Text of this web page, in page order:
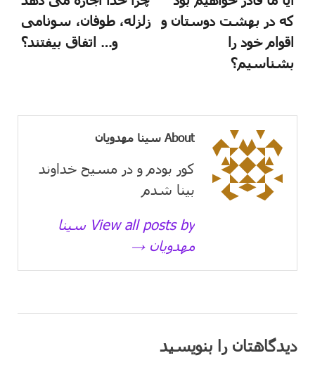
که در بهشت دوستان و
اقوام خود را
بشناسیم؟
زلزله، طوفان، سونامی
و… اتفاق بیفتند؟
About سینا مهدویان
کور بودم و در مسیح خداوند
بینا شدم
View all posts by سینا
مهدویان →
دیدگاهتان را بنویسید